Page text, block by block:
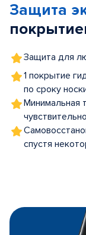
5
Защита
Защита для
1 покрытие
по сроку
Минимальная
спустя